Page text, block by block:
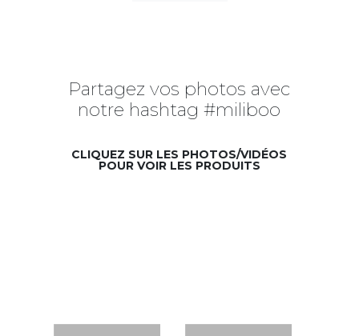
Partagez vos photos avec
notre hashtag #miliboo
CLIQUEZ SUR LES PHOTOS/VIDÉOS
POUR VOIR LES PRODUITS